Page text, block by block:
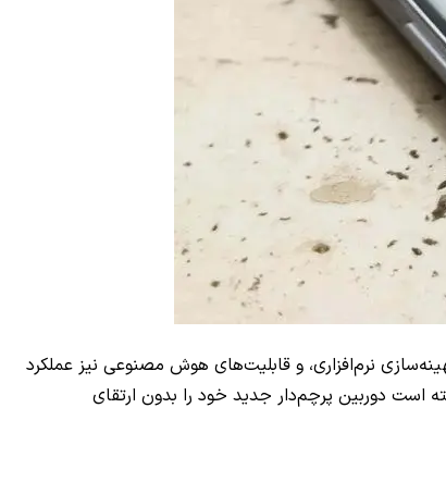
نرم‌افزاری، و قابلیت‌های هوش مصنوعی نیز عملکرد
است دوربین پرچم‌دار جدید خود را بدون ارتقای